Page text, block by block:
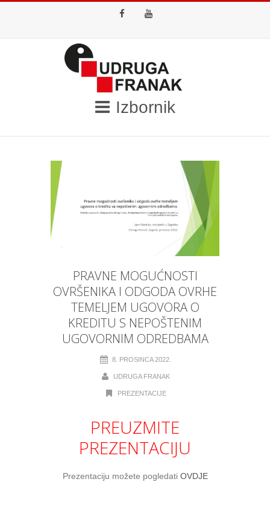
Izbornik
PRAVNE MOGUĆNOSTI
OVRŠENIKA I ODGODA OVRHE
TEMELJEM UGOVORA O
KREDITU S NEPOŠTENIM
UGOVORNIM ODREDBAMA
8. PROSINCA 2022.
UDRUGA FRANAK
PREZENTACIJE
PREUZMITE
PREZENTACIJU
Prezentaciju možete pogledati OVDJE